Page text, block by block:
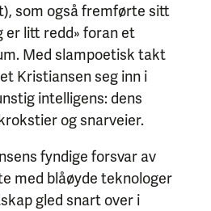
som også fremførte sitt
er litt redd» foran et
Med slampoetisk takt
Kristiansen seg inn i
intelligens: dens
og snarveier.
fyndige forsvar av
med blåøyde teknologer
gled snart over i